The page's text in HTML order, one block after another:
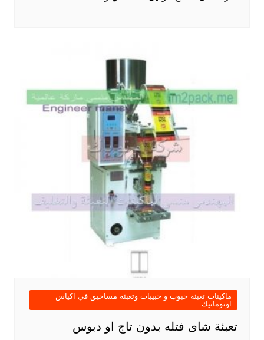
ماكينات تعبئة حبوب و حبيبات وتعبئة مساحيق في اكياس
اوتوماتيك
تعبئة شاى فتله بدون تاج او دبوس